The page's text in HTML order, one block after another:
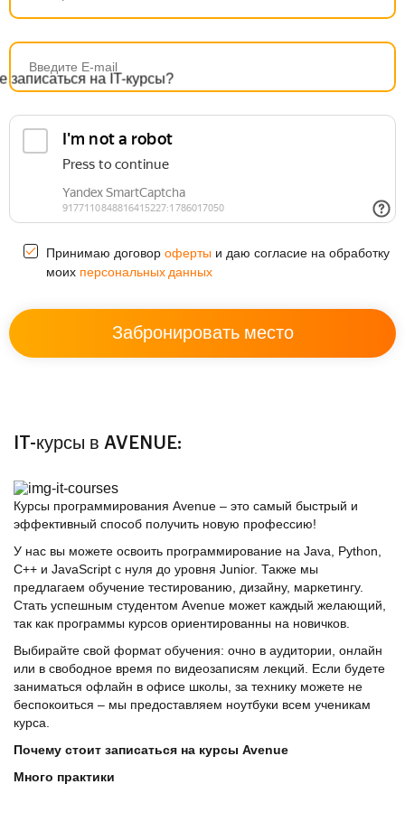
Принимаю договор оферты и даю согласие на обработку
моих персональных данных
IT-курсы в AVENUE:
Курсы программирования Avenue‎ – это самый быстрый и
эффективный способ получить новую профессию!
У нас вы можете освоить программирование на Java, Python,
C++ и JavaScript с нуля до уровня Junior. Также мы
предлагаем обучение тестированию, дизайну, маркетингу.
Стать успешным студентом Avenue может каждый желающий,
так как программы курсов ориентированны на новичков.
Выбирайте свой формат обучения: очно в аудитории, онлайн
или в свободное время по видеозаписям лекций. Если будете
заниматься офлайн в офисе школы, за технику можете не
беспокоиться – мы предоставляем ноутбуки всем ученикам
курса.
Почему стоит записаться на курсы Avenue
Много практики